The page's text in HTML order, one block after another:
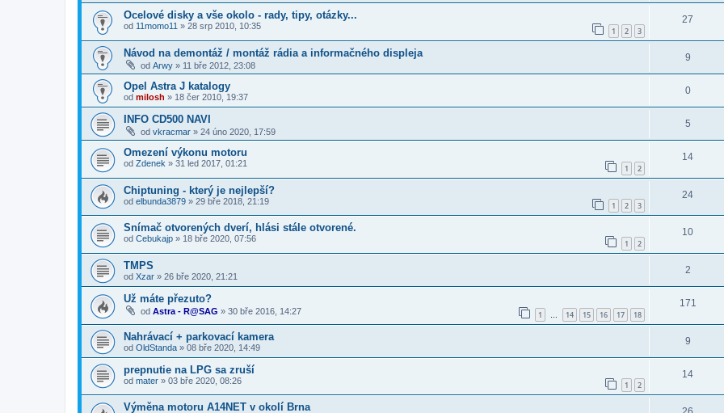
Ocelové disky a vše okolo - rady, tipy, otázky...
od 11momo11 » 28 srp 2010, 10:35 1 2 3
27
Návod na demontáž / montáž rádia a informačného displeja
od Arwy » 11 bře 2012, 23:08
9
Opel Astra J katalogy
od milosh » 18 čer 2010, 19:37
0
INFO CD500 NAVI
od vkracmar » 24 úno 2020, 17:59
5
Omezení výkonu motoru
od Zdenek » 31 led 2017, 01:21 1 2
14
Chiptuning - který je nejlepší?
od elbunda3879 » 29 bře 2018, 21:19 1 2 3
24
Snímač otvorených dverí, hlási stále otvorené.
od Cebukajp » 18 bře 2020, 07:56 1 2
10
TMPS
od Xzar » 26 bře 2020, 21:21
2
Už máte přezuto?
od Astra - R@SAG » 30 bře 2016, 14:27 1 … 14 15 16 17 18
171
Nahrávací + parkovací kamera
od OldStanda » 08 bře 2020, 14:49
9
prepnutie na LPG sa zruší
od mater » 03 bře 2020, 08:26 1 2
14
Výměna motoru A14NET v okolí Brna